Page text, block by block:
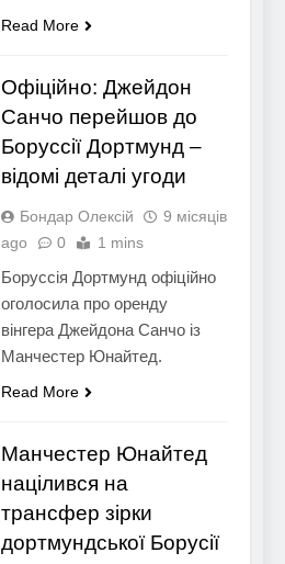
Read More
Офіційно: Джейдон
Санчо перейшов до
Боруссії Дортмунд –
відомі деталі угоди
Бондар Олексій
9 місяців
ago
0 1 mins
Боруссія Дортмунд офіційно
оголосила про оренду
вінгера Джейдона Санчо із
Манчестер Юнайтед.
Read More
Манчестер Юнайтед
націлився на
трансфер зірки
дортмундської Борусії